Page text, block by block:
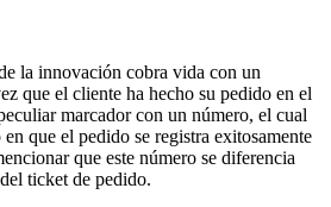
la innovación cobra vida con un
que el cliente ha hecho su pedido en el
marcador con un número, el cual
que el pedido se registra exitosamente
que este número se diferencia
ticket de pedido.